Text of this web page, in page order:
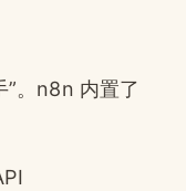
”。n8n 内置了